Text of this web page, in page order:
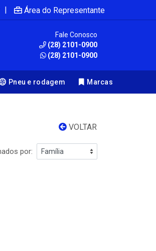
| Área do Representante
Fale Conosco
(28) 2101-0900
(28) 2101-0900
Pneu e rodagem Marcas
VOLTAR
por: